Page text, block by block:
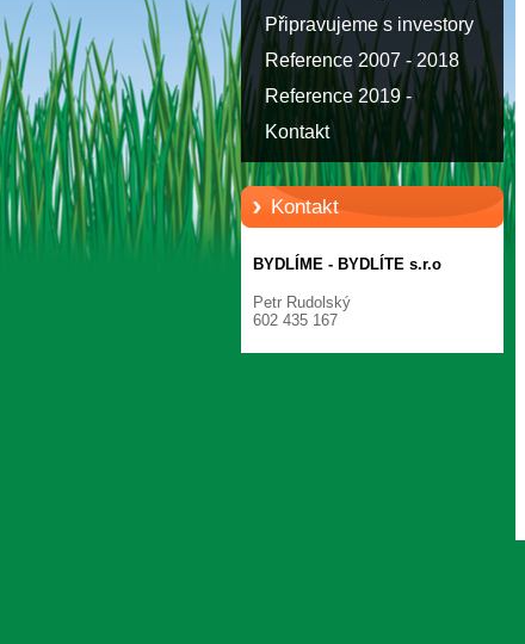
Připravujeme s investory
Reference 2007 - 2018
Reference 2019 -
Kontakt
Kontakt
BYDLÍME - BYDLÍTE s.r.o
Petr Rudolský
602 435 167